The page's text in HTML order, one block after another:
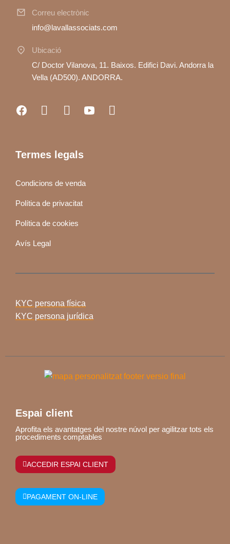
Correu electrònic
info@lavallassociats.com
Ubicació
C/ Doctor Vilanova, 11. Baixos. Edifici Davi. Andorra la
Vella (AD500). ANDORRA.
Termes legals
Condicions de venda
Política de privacitat
Política de cookies
Avís Legal
KYC persona física
KYC persona jurídica
Espai client
Aprofita els avantatges del nostre núvol per agilitzar tots els
procediments comptables
ACCEDIR ESPAI CLIENT
PAGAMENT ON-LINE